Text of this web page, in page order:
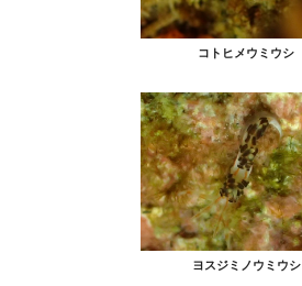
コトヒメウミウシ
ヨスジミノウミウシ